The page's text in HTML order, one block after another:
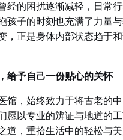
经的困扰逐渐减轻，日常
孩子的时刻也充满了力量
，正是身体内部状态趋于
给予自己一份贴心的关怀
馆，始终致力于将古老的
愿以专业的辨证与地道的
道，重拾生活中的轻松与美